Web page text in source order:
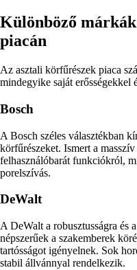
Különböző
piacán
Az asztali körfűrészek piaca
mindegyike saját erősségekkel
Bosch
A Bosch széles választékban
körfűrészeket. Ismert a
felhasználóbarát funkciókról,
porelszívás.
DeWalt
A DeWalt a robusztusságra és
népszerűek a szakemberek
tartósságot igényelnek. Sok
stabil állvánnyal rendelkezik.